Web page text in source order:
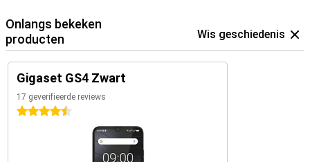
Onlangs bekeken
producten
Wis geschiedenis
Gigaset GS4 Zwart
17 geverifieerde reviews
4.5 sterren